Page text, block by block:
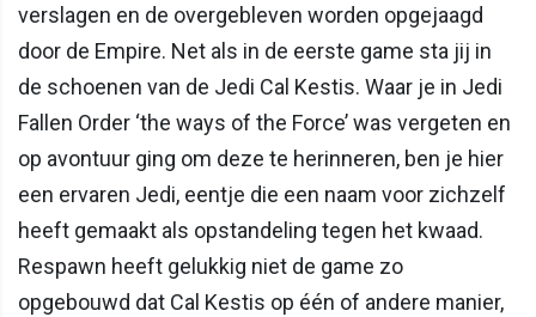
verslagen en de overgebleven worden opgejaagd
door de Empire. Net als in de eerste game sta jij in
de schoenen van de Jedi Cal Kestis. Waar je in Jedi
Fallen Order ‘the ways of the Force’ was vergeten en
op avontuur ging om deze te herinneren, ben je hier
een ervaren Jedi, eentje die een naam voor zichzelf
heeft gemaakt als opstandeling tegen het kwaad.
Respawn heeft gelukkig niet de game zo
opgebouwd dat Cal Kestis op één of andere manier,